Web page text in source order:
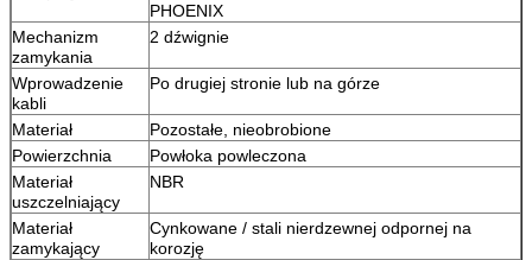
PHOENIX
Mechanizm
zamykania
2 dźwignie
Wprowadzenie
kabli
Po drugiej stronie lub na górze
Materiał
Pozostałe, nieobrobione
Powierzchnia
Powłoka powleczona
Materiał
uszczelniający
NBR
Materiał
zamykający
Cynkowane / stali nierdzewnej odpornej na
korozję